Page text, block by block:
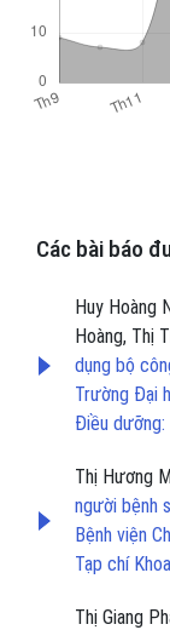
Các bài báo
Huy Hoàng
Hoàng, Thị
dụng bộ
Trường Đại
Điều
Thị Hương
người bệnh
Bệnh viện
Tạp chí
Thị Giang